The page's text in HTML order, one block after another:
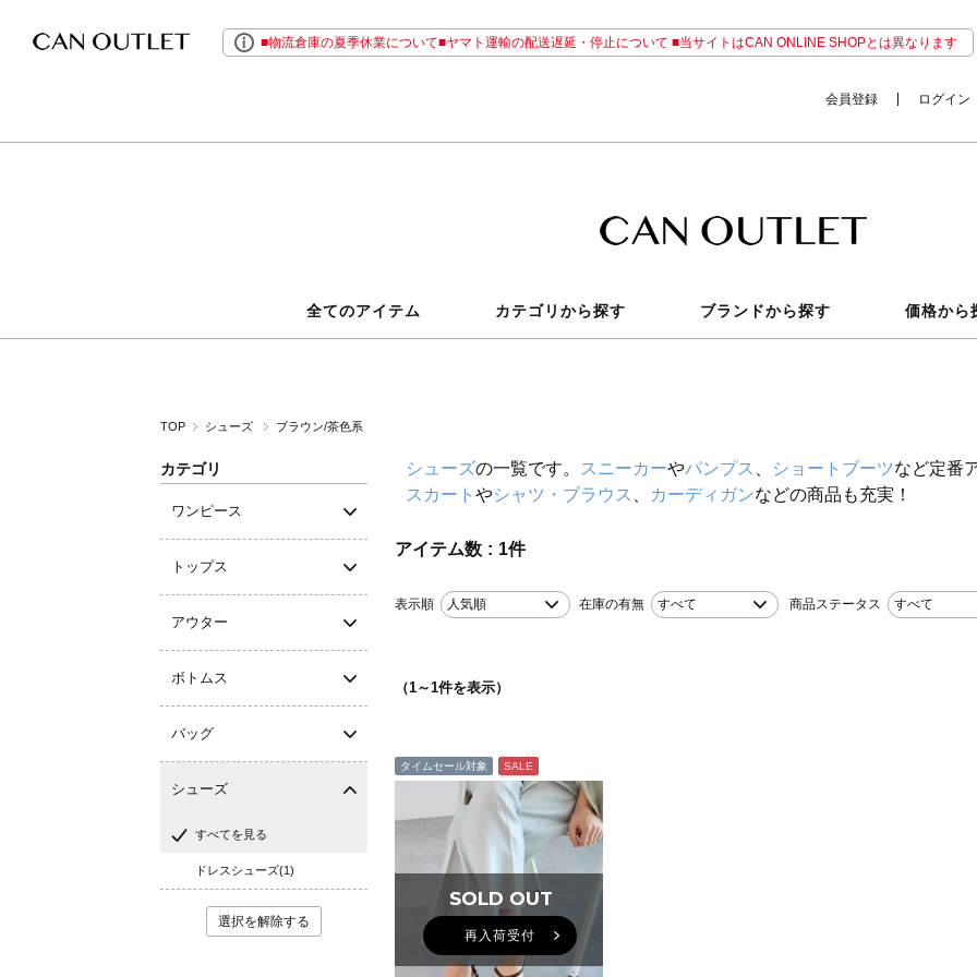
■物流倉庫の夏季休業について■ヤマト運輸の配送遅延・停止について ■当サイトはCAN ONLINE SHOPとは異なります
会員登録 ログイン
全てのアイテム カテゴリから探す ブランドから探す 価格から
TOP シューズ ブラウン/茶色系
カテゴリ
ワンピース
トップス
アウター
ボトムス
バッグ
シューズ
すべてを見る
ドレスシューズ(1)
選択を解除する
シューズの一覧です。 スニーカーやパンプス ショートブーツなど定番
スカート やシャツ・ブラウス カーディガンなどの商品も充実！
アイテム数 1件
表示順 人気順 在庫の有無 すべて 商品ステータス すべて
（1～1件を表示）
タイムセール対象 SALE
SOLD OUT
SOLD OUT
再入荷受付